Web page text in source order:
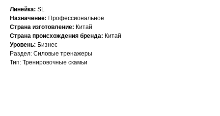
Линейка: SL
Назначение: Профессиональное
Страна изготовление: Китай
Страна происхождения бренда: Китай
Уровень: Бизнес
Раздел: Силовые тренажеры
Тип: Тренировочные скамьи